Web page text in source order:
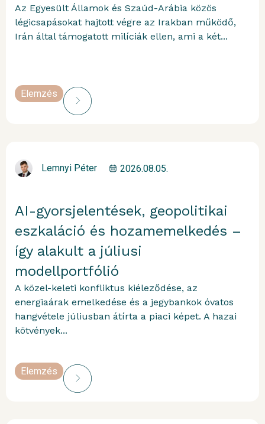
Az Egyesült Államok és Szaúd-Arábia közös
légicsapásokat hajtott végre az Irakban működő,
Irán által támogatott milíciák ellen, ami a két...
Elemzés
Lemnyi Péter 2026.08.05.
AI-gyorsjelentések, geopolitikai
eszkaláció és hozamemelkedés –
így alakult a júliusi
modellportfólió
A közel-keleti konfliktus kiéleződése, az
energiaárak emelkedése és a jegybankok óvatos
hangvétele júliusban átírta a piaci képet. A hazai
kötvények...
Elemzés